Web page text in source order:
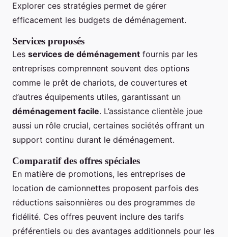
Explorer ces stratégies permet de gérer
efficacement les budgets de déménagement.
Services proposés
Les services de déménagement fournis par les
entreprises comprennent souvent des options
comme le prêt de chariots, de couvertures et
d’autres équipements utiles, garantissant un
déménagement facile. L’assistance clientèle joue
aussi un rôle crucial, certaines sociétés offrant un
support continu durant le déménagement.
Comparatif des offres spéciales
En matière de promotions, les entreprises de
location de camionnettes proposent parfois des
réductions saisonnières ou des programmes de
fidélité. Ces offres peuvent inclure des tarifs
préférentiels ou des avantages additionnels pour les